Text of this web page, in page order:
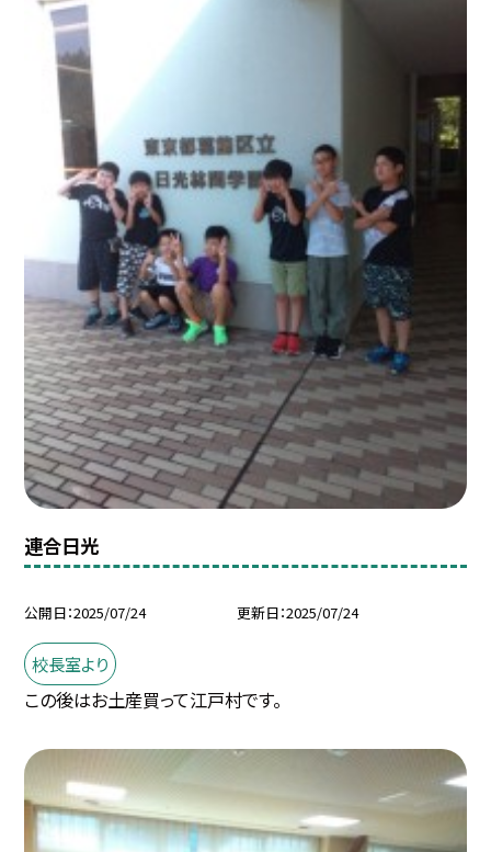
連合日光
公開日 2025/07/24 更新日 2025/07/24
校長室より
この後はお土産買って江戸村です。